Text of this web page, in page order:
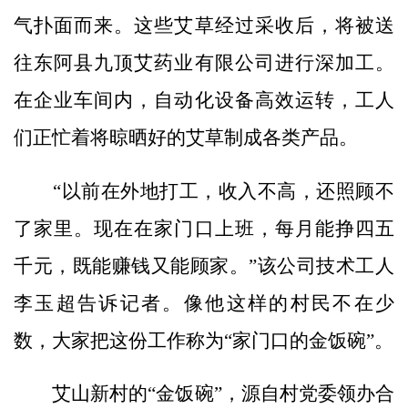
气扑面而来。这些艾草经过采收后，将被送
往东阿县九顶艾药业有限公司进行深加工。
在企业车间内，自动化设备高效运转，工人
们正忙着将晾晒好的艾草制成各类产品。
“以前在外地打工，收入不高，还照顾不
了家里。现在在家门口上班，每月能挣四五
千元，既能赚钱又能顾家。”该公司技术工人
李玉超告诉记者。像他这样的村民不在少
数，大家把这份工作称为“家门口的金饭碗”。
艾山新村的“金饭碗”，源自村党委领办合